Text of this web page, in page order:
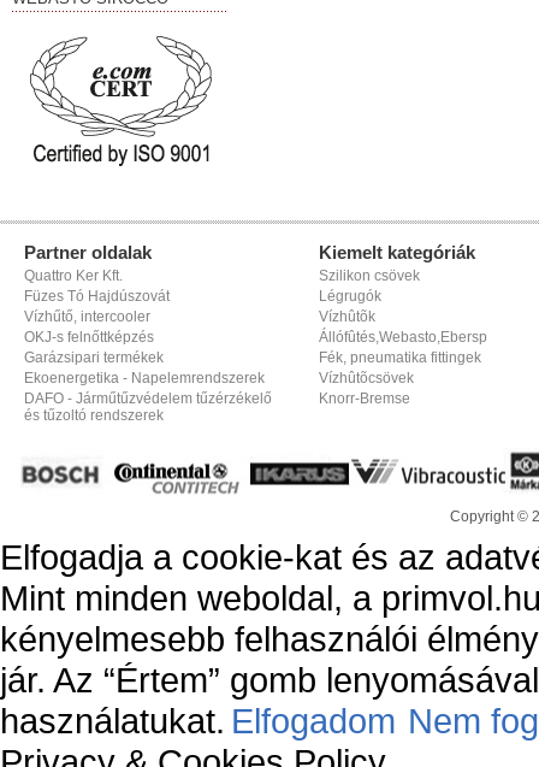
Partner oldalak
Quattro Ker Kft.
Füzes Tó Hajdúszovát
Vízhűtő, intercooler
OKJ-s felnőttképzés
Garázsipari termékek
Ekoenergetika - Napelemrendszerek
DAFO - Járműtűzvédelem tűzérzékelő
és tűzoltó rendszerek
Kiemelt kategóriák
Szilikon csövek
Légrugók
Vízhûtõk
Állófûtés,Webasto,Ebersp
Fék, pneumatika fittingek
Vízhûtõcsövek
Knorr-Bremse
Copyright ©
Elfogadja a cookie-kat és az
Mint minden weboldal, a
kényelmesebb felhasználói
jár. Az “Értem” gomb
használatukat. Elfogadom Nem